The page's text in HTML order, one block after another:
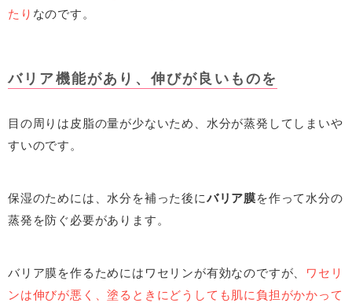
たり なのです。
バリア機能があり、伸びが良いものを
目の周りは皮脂の量が少ないため、水分が蒸発してしまいや
すいのです。
保湿のためには、水分を補った後にバリア膜を作って水分の
蒸発を防ぐ必要があります。
バリア膜を作るためにはワセリンが有効なのですが、
ワセリ
ンは伸びが悪く、塗るときにどうしても肌に負担がかかって